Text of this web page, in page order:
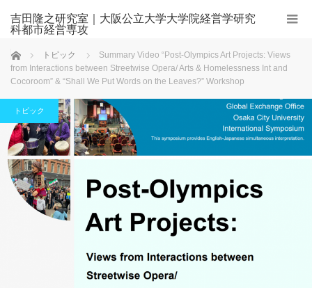
吉田隆之研究室｜大阪公立大学大学院経営学研究
科都市経営専攻
ホーム トピック
Summary Video “Post-Olympics Art Projects: Views
from Interactions between Streetwise Opera/ Arts & Homelessness Int and
Cocoroom” & “Shall We Put Words on the Leaves?” Workshop
トピック